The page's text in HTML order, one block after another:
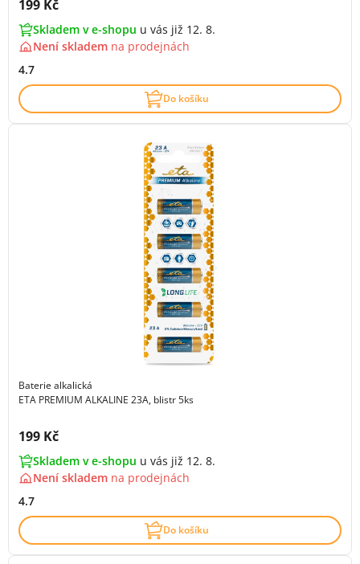
Cena s DPH:
199 Kč
Skladem v e-shopu u vás již 12. 8.
Není skladem na prodejnách
4.7
Do košíku
Baterie alkalická
ETA PREMIUM ALKALINE 23A, blistr 5ks
Cena s DPH:
199 Kč
Skladem v e-shopu u vás již 12. 8.
Není skladem na prodejnách
4.7
Do košíku